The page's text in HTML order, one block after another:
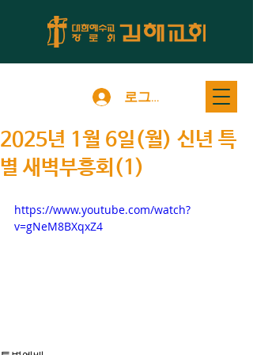
로그인
2025년 1월 6일(월) 신년 특
별 새벽부흥회(1)
https://www.youtube.com/watch?
v=gNeM8BXqxZ4